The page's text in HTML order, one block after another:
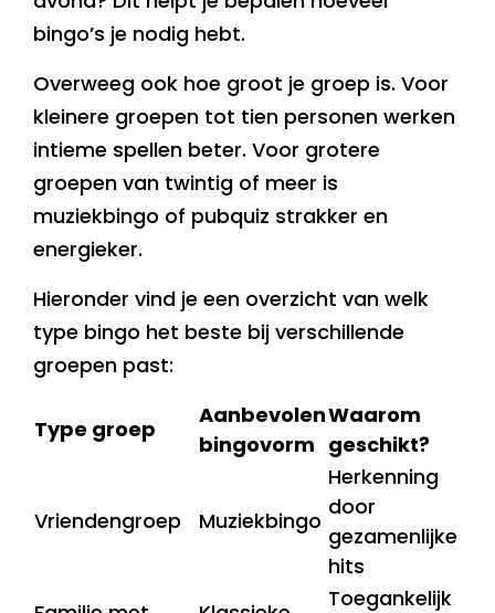
bingo’s je nodig hebt.
Overweeg ook hoe groot je groep is. Voor
kleinere groepen tot tien personen werken
intieme spellen beter. Voor grotere
groepen van twintig of meer is
muziekbingo of pubquiz strakker en
energieker.
Hieronder vind je een overzicht van welk
type bingo het beste bij verschillende
groepen past:
Type groep
Aanbevolen
bingovorm
Waarom
geschikt?
Vriendengroep Muziekbingo
Herkenning
door
gezamenlijke
hits
Toegankelijk